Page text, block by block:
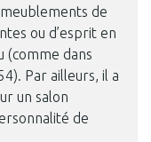
Loire
de
ou d’esprit en
(comme dans
Par ailleurs, il a
un salon
de